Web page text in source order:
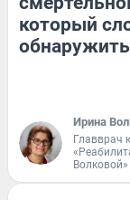
который
обнаружить
Ирина
Главврач
Волковой»